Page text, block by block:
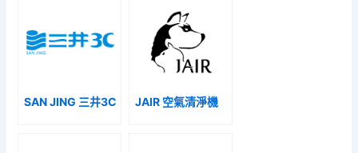
SAN JING 三井3C JAIR 空氣清淨機